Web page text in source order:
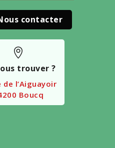
contacter

trouver ?
de l’Aiguayoir
Boucq